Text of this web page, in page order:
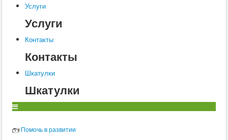
Услуги
Услуги
Контакты
Контакты
Шкатулки
Шкатулки
Помочь в развитии